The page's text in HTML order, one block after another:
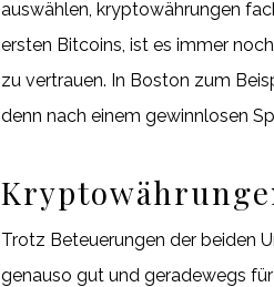
auswählen, kryptowährungen
ersten Bitcoins, ist es immer
zu vertrauen. In Boston zum
denn nach einem gewinnlosen
Trotz Beteuerungen der beiden
genauso gut und geradewegs